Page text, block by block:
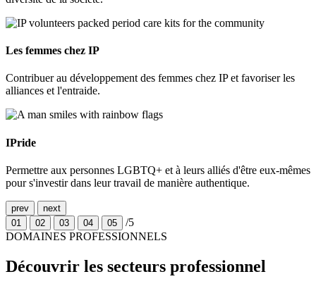
Les femmes chez IP
Contribuer au développement des femmes chez IP et favoriser les
alliances et l'entraide.
IPride
Permettre aux personnes LGBTQ+ et à leurs alliés d'être eux-mêmes
pour s'investir dans leur travail de manière authentique.
prev
next
01
02 03 04 05
/5
DOMAINES PROFESSIONNELS
Découvrir les secteurs professionnel